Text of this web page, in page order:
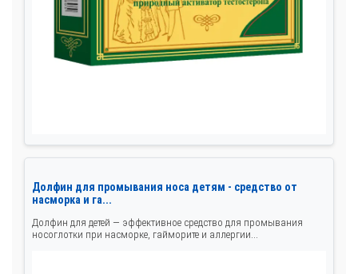
Долфин для промывания носа детям - средство от
насморка и га...
Долфин для детей — эффективное средство для промывания
носоглотки при насморке, гайморите и аллергии...